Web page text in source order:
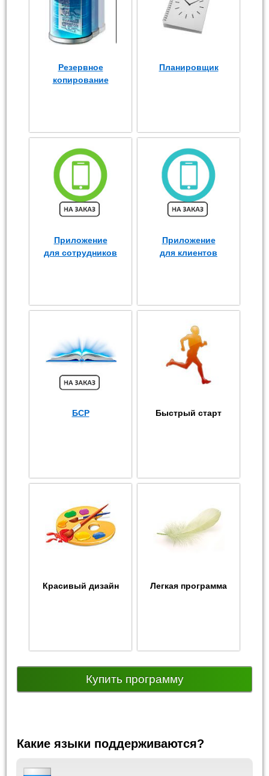
Резервное
копирование
Планировщик
Приложение
для сотрудников
Приложение
для клиентов
БСР Быстрый старт
Красивый дизайн Легкая программа
Купить программу
Какие языки поддерживаются?